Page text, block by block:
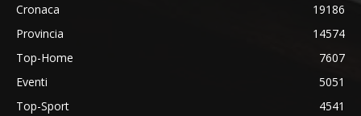
Cronaca
19186
Provincia
14574
Top-Home
7607
Eventi
5051
Top-Sport
4541